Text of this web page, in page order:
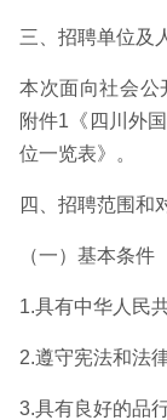
三、招聘单位及
本次面向社会公
附件1《四川外
位一览表》。
四、招聘范围和
（一）基本条件
1.具有中华人民
2.遵守宪法和法律
3.具有良好的品行